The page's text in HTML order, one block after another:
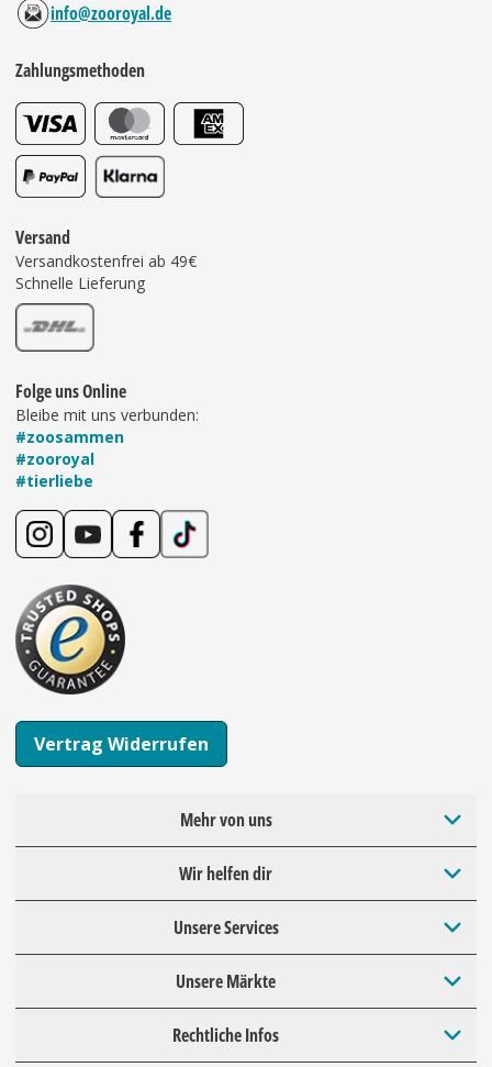
info@zooroyal.de
Zahlungsmethoden
Versand
Versandkostenfrei ab 49€
Schnelle Lieferung
Folge uns Online
Bleibe mit uns verbunden:
#zoosammen
#zooroyal
#tierliebe
Vertrag Widerrufen
Mehr von uns
Wir helfen dir
Unsere Services
Unsere Märkte
Rechtliche Infos